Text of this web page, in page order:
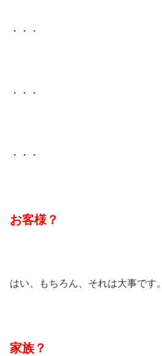
・・・
・・・
・・・
お客様？
はい、もちろん、それは大事です。
家族？